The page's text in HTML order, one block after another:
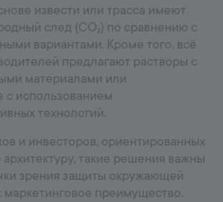
извести или трасса имеют
след (CO₂) по сравнению с
вариантами. Кроме того, всё
предлагают растворы с
материалами или
с использованием
технологий.
и инвесторов, ориентированных
такие решения важны
зрения защиты окружающей
маркетинговое преимущество.